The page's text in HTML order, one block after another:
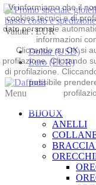
Valuta : EUR
Dollar (USD)
Euro (EUR)
Menu
BIJOUX
ANELLI
Vi informiamo che il
cookies tecnici e di
dato personale
informazioni
Cliccando su OK si
profilazione. Cliccando
di profilazione.
possibile